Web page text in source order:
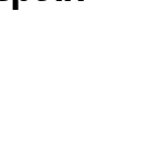
Liste